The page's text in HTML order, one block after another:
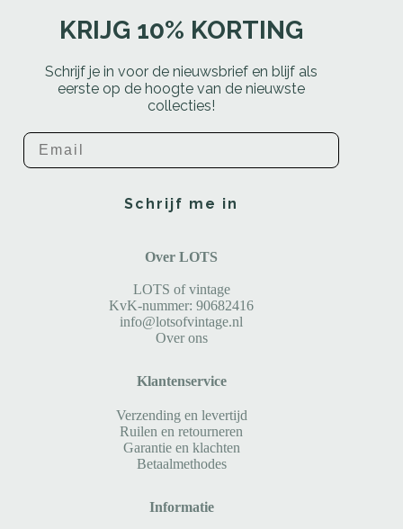
KRIJG 10% KORTING
Schrijf je in voor de nieuwsbrief en blijf als
eerste op de hoogte van de nieuwste
collecties!
Email
Schrijf me in
Over LOTS
LOTS of vintage
KvK-nummer: 90682416
info@lotsofvintage.nl
Over ons
Klantenservice
Verzending en levertijd
Ruilen en retourneren
Garantie en klachten
Betaalmethodes
Informatie